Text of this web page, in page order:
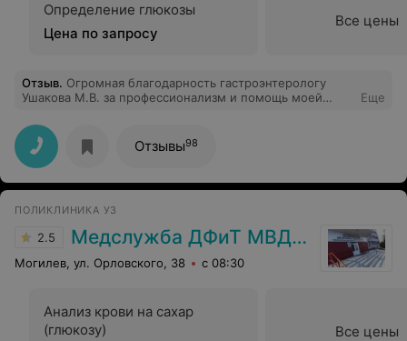
Определение глюкозы
Цена по запросу
Все цены
Отзыв. Огромная благодарность гастроэнтерологу
Ушакова М.В. за профессионализм и помощь моей
Благодаря вам ей стало гораздо лучше! Спасибо
Еще
Отзывы98
ПОЛИКЛИНИКА УЗ
2.5 Медслужба ДФиТ МВД РБ Могилева
Могилев, ул. Орловского, 38 с 08:30
Анализ крови на сахар
(глюкозу)
Все цены